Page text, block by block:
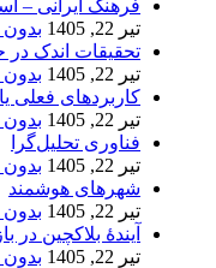
فرهنگ ایرانی –
تیر 22, 1405
بدون
تحقیقات اندک
تیر 22, 1405
بدون
کاربردهای فعلی
تیر 22, 1405
بدون
فناوری تحلیل‌گرا
تیر 22, 1405
بدون
شهرهای هوشمند
تیر 22, 1405
بدون
آیندۀ بلاکچین در
تیر 22, 1405
بدون